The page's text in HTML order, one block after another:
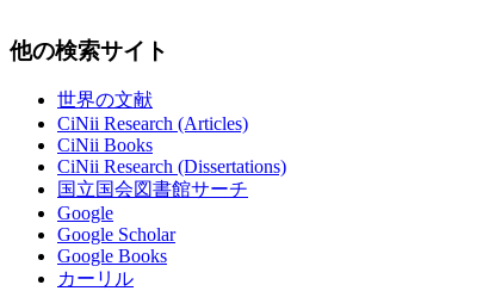
他の検索サイト
世界の文献
CiNii Research (Articles)
CiNii Books
CiNii Research (Dissertations)
国立国会図書館サーチ
Google
Google Scholar
Google Books
カーリル